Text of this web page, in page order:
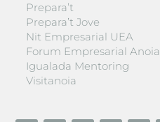
Prepara’t
Prepara’t Jove
Nit Empresarial UEA
Forum Empresarial Anoia
Igualada Mentoring
Visitanoia